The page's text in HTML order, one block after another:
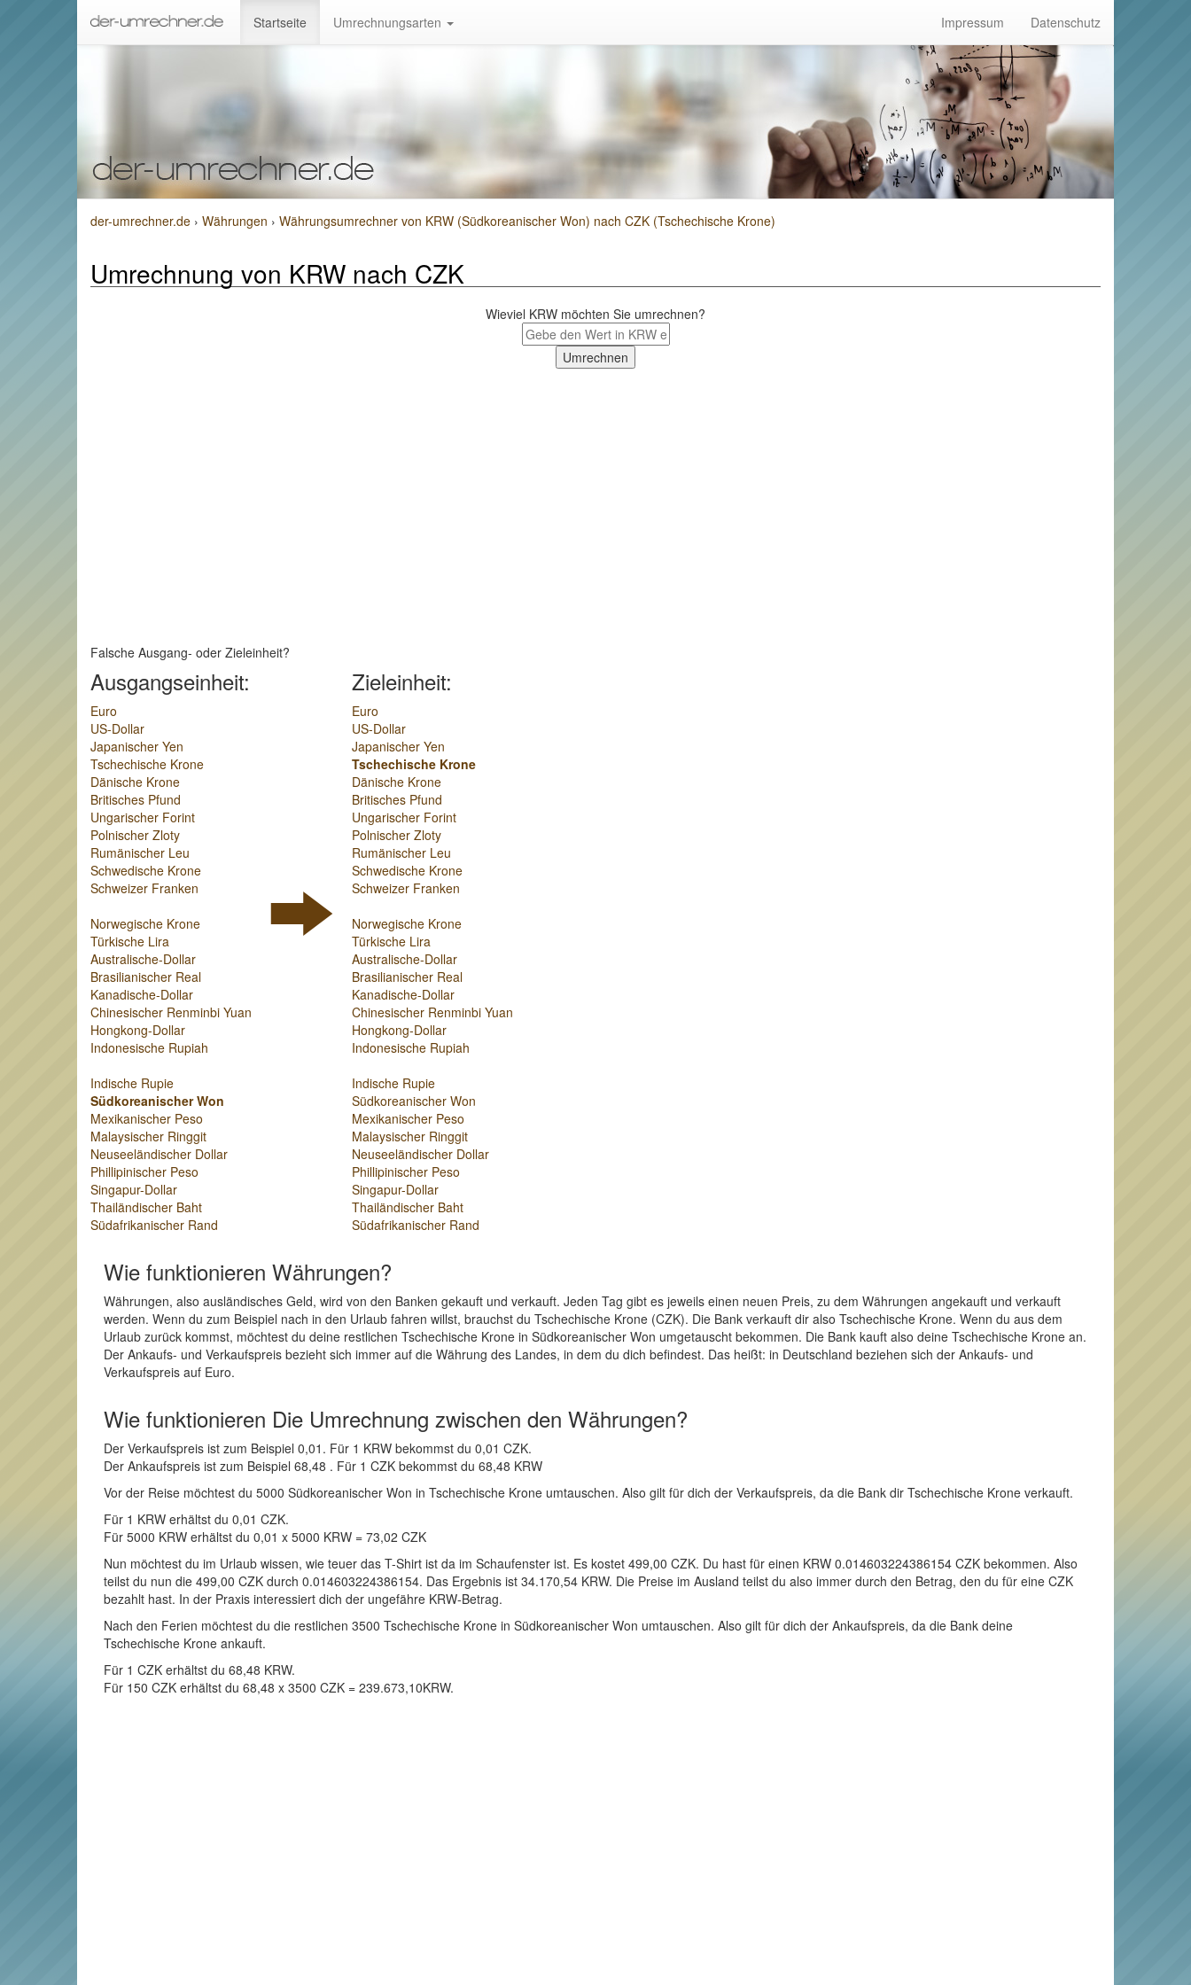
Startseite Umrechnungsarten Impressum Datenschutz
der-umrechner.de › Währungen › Währungsumrechner von KRW (Südkoreanischer Won) nach CZK (Tschechische Krone)
Umrechnung von KRW nach CZK
Wieviel KRW möchten Sie umrechnen?
Falsche Ausgang- oder Zieleinheit?
Ausgangseinheit:
Euro
US-Dollar
Japanischer Yen
Tschechische Krone
Dänische Krone
Britisches Pfund
Ungarischer Forint
Polnischer Zloty
Rumänischer Leu
Schwedische Krone
Schweizer Franken
Norwegische Krone
Türkische Lira
Australische-Dollar
Brasilianischer Real
Kanadische-Dollar
Chinesischer Renminbi Yuan
Hongkong-Dollar
Indonesische Rupiah
Indische Rupie
Südkoreanischer Won
Mexikanischer Peso
Malaysischer Ringgit
Neuseeländischer Dollar
Phillipinischer Peso
Singapur-Dollar
Thailändischer Baht
Südafrikanischer Rand
Zieleinheit:
Euro
US-Dollar
Japanischer Yen
Tschechische Krone
Dänische Krone
Britisches Pfund
Ungarischer Forint
Polnischer Zloty
Rumänischer Leu
Schwedische Krone
Schweizer Franken
Norwegische Krone
Türkische Lira
Australische-Dollar
Brasilianischer Real
Kanadische-Dollar
Chinesischer Renminbi Yuan
Hongkong-Dollar
Indonesische Rupiah
Indische Rupie
Südkoreanischer Won
Mexikanischer Peso
Malaysischer Ringgit
Neuseeländischer Dollar
Phillipinischer Peso
Singapur-Dollar
Thailändischer Baht
Südafrikanischer Rand
Wie funktionieren Währungen?
Währungen, also ausländisches Geld, wird von den Banken gekauft und verkauft. Jeden Tag gibt es jeweils einen neuen Preis, zu dem Währungen angekauft und verkauft
werden. Wenn du zum Beispiel nach in den Urlaub fahren willst, brauchst du Tschechische Krone (CZK). Die Bank verkauft dir also Tschechische Krone. Wenn du aus dem
Urlaub zurück kommst, möchtest du deine restlichen Tschechische Krone in Südkoreanischer Won umgetauscht bekommen. Die Bank kauft also deine Tschechische Krone an.
Der Ankaufs- und Verkaufspreis bezieht sich immer auf die Währung des Landes, in dem du dich befindest. Das heißt: in Deutschland beziehen sich der Ankaufs- und
Verkaufspreis auf Euro.
Wie funktionieren Die Umrechnung zwischen den Währungen?
Der Verkaufspreis ist zum Beispiel 0,01. Für 1 KRW bekommst du 0,01 CZK.
Der Ankaufspreis ist zum Beispiel 68,48 . Für 1 CZK bekommst du 68,48 KRW
Vor der Reise möchtest du 5000 Südkoreanischer Won in Tschechische Krone umtauschen. Also gilt für dich der Verkaufspreis, da die Bank dir Tschechische Krone verkauft.
Für 1 KRW erhältst du 0,01 CZK.
Für 5000 KRW erhältst du 0,01 x 5000 KRW = 73,02 CZK
Nun möchtest du im Urlaub wissen, wie teuer das T-Shirt ist da im Schaufenster ist. Es kostet 499,00 CZK. Du hast für einen KRW 0.014603224386154 CZK bekommen. Also
teilst du nun die 499,00 CZK durch 0.014603224386154. Das Ergebnis ist 34.170,54 KRW. Die Preise im Ausland teilst du also immer durch den Betrag, den du für eine CZK
bezahlt hast. In der Praxis interessiert dich der ungefähre KRW-Betrag.
Nach den Ferien möchtest du die restlichen 3500 Tschechische Krone in Südkoreanischer Won umtauschen. Also gilt für dich der Ankaufspreis, da die Bank deine
Tschechische Krone ankauft.
Für 1 CZK erhältst du 68,48 KRW.
Für 150 CZK erhältst du 68,48 x 3500 CZK = 239.673,10KRW.